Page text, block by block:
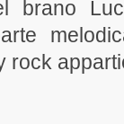
brano
rock